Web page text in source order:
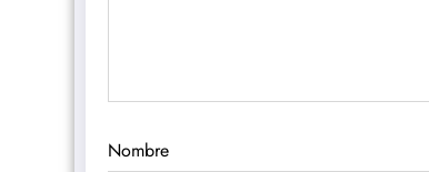
Nombre